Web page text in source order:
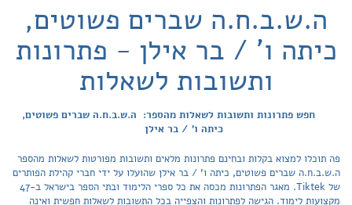
ה.ש.ב.ח.ה שברים פשוטים,
כיתה ו' / בר אילן - פתרונות
ותשובות לשאלות
חפש פתרונות ותשובות לשאלות מהספר: ה.ש.ב.ח.ה שברים פשוטים,
כיתה ו' / בר אילן
פה תוכלו למצוא בקלות ובחינם פתרונות מלאים ותשובות מפורטות לשאלות מהספר
ה.ש.ב.ח.ה שברים פשוטים, כיתה ו' / בר אילן שהועלו על ידי חברי קהילת הפותרים
של Tiktek. מאגר הפתרונות מכסה את כל ספרי הלימוד ובתי הספר בישראל ב-47
מקצועות לימוד. הגישה לפתרונות והצפייה בכל התשובות לשאלות חפשית ואינה